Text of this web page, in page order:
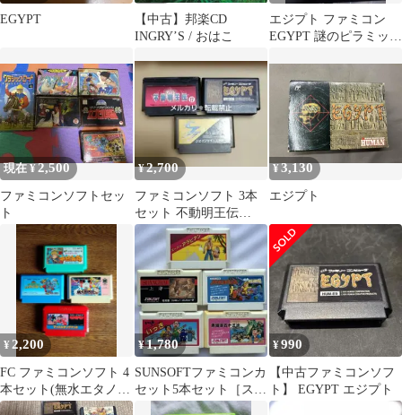
EGYPT
【中古】邦楽CD
INGRY’S / おはこ
エジプト ファミコン
EGYPT 謎のピラミッド
現在 ¥2,500
ファミコンソフトセッ
ト
¥2,700
ファミコンソフト 3本
セット 不動明王伝
EGYPT ジェイジェイ
¥3,130
エジプト
¥ 2,200
FC ファミコンソフト 4
本セット(無水エタノー
ル端子清掃済)
¥1,780
SUNSOFTファミコンカ
セット5本セット［スー
パーアラビアン他］
¥990
【中古ファミコンソフ
ト】 EGYPT エジプト